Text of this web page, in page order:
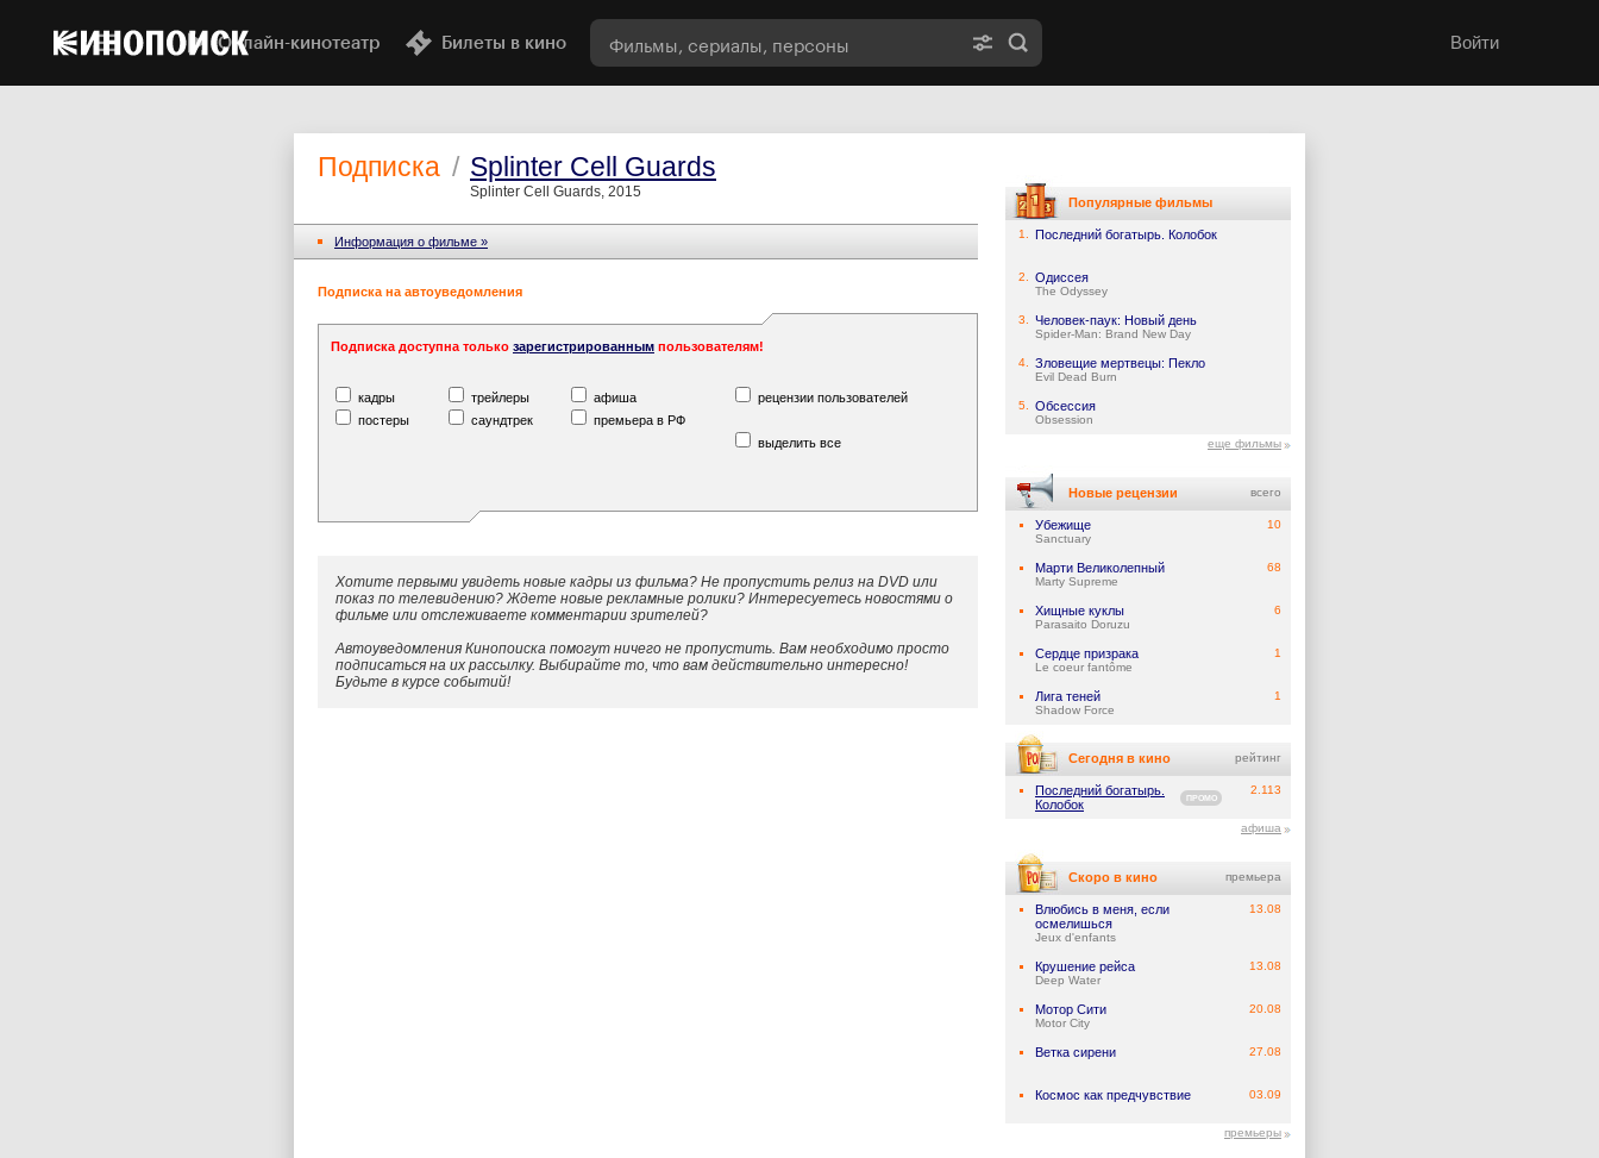
Онлайн-кинотеатр Билеты в кино Войти
Подписка / Splinter Cell Guards
Splinter Cell Guards, 2015
Информация o фильме »
Подписка на автоуведомления
Подписка доступна только зарегистрированным пользователям!
кадры трейлеры афиша
рецензии пользователей
постеры
саундтрек
премьера в РФ
выделить все
Хотите первыми увидеть новые кадры из фильма? Не пропустить релиз на DVD или
показ по телевидению? Ждете новые рекламные ролики? Интересуетесь новостями о
фильме или отслеживаете комментарии зрителей?
Автоуведомления Кинопоиска помогут ничего не пропустить. Вам необходимо просто
подписаться на их рассылку. Выбирайте то, что вам действительно интересно!
Будьте в курсе событий!
Популярные фильмы
1. Последний богатырь. Колобок
2. Одиссея
The Odyssey
3. Человек-паук: Новый день
Spider-Man: Brand New Day
4. Зловещие мертвецы: Пекло
Evil Dead Burn
5. Обсессия
Obsession
еще фильмы
Новые рецензии всего
Убежище
Sanctuary
10
Марти Великолепный
Marty Supreme
68
Хищные куклы
Parasaito Doruzu
6
Сердце призрака
Le coeur fantôme
1
Лига теней
Shadow Force
1
Сегодня в кино рейтинг
Последний богатырь.
Колобок
ПРОМО
2.113
афиша
Скоро в кино премьера
Влюбись в меня, если
осмелишься
Jeux d'enfants
13.08
Крушение рейса
Deep Water
13.08
Мотор Сити
Motor City
20.08
Ветка сирени 27.08
Космос как предчувствие 03.09
премьеры